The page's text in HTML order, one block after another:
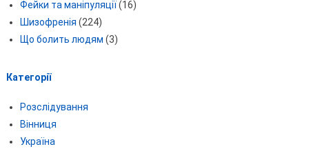
Фейки та маніпуляції(16)
Шизофренія (224)
Що болить людям (3)
Категорії
Розслідування
Вінниця
Україна